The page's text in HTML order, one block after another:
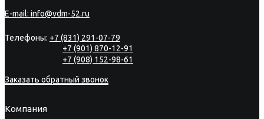
E-mail: info@vdm-52.ru
Телефоны: +7 (831) 291-07-79
+7 (901) 870-12-91
+7 (908) 152-98-61
Заказать обратный звонок
Компания